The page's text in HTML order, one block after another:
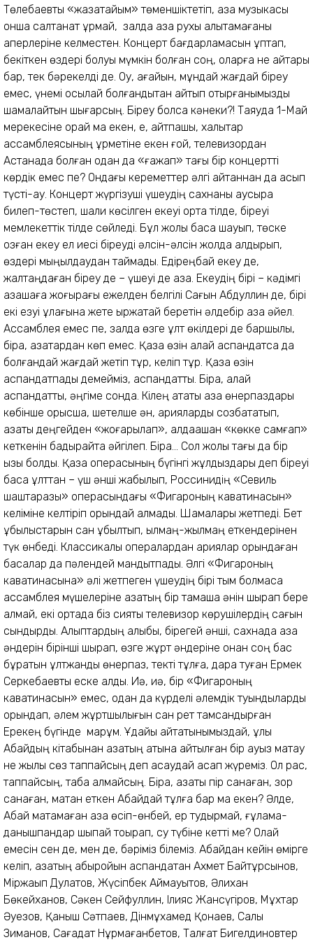
Төлебаевты «жазатайым» төменшіктетіп, қазақ музыкасы
онша салтанат құрмай, залда қазақ рухы қалықтамағаны
қаперлеріне келместен. Концерт бағдарламасын құптап,
бекіткен өздері болуы мүмкін болған соң, оларға не айтары
бар, тек бәрекелді де. Оу, ағайын, мұндай жағдай біреу
емес, үнемі осылай болғандықтан айтып отырғанымызды
шамалайтын шығарсың. Біреу болса кәнеки?! Таяуда 1-Май
мерекесіне орай ма екен, е, айтпақшы, халықтар
ассамблеясының құрметіне екен ғой, телевизордан
Астанада болған одан да «ғажап» тағы бір концертті
көрдік емес пе? Ондағы кереметтер әлгі айтқаннан да асып
түсті-ау. Концерт жүргізуші үшеудің сахнаны қаусыра
билеп-төстеп, шалқи көсілген екеуі ортақ тілде, біреуі
мемлекеттік тілде сөйледі. Бұл жолы басқа шауып, төске
озған екеу ел иесі біреуді әлсін-әлсін жолда қалдырып,
өздері мыңқылдаудан таймады. Едіреңбай екеу де,
жалтаңдаған біреу де – үшеуі де қазақ. Екеудің бірі – кәдімгі
қазақшаға жоғырағы ежелден белгілі Сағын Абдуллин де, бірі
екі езуі құлағына жете ыржақтай беретін әлдебір қазақ әйел.
Ассамблея емес пе, залда өзге ұлт өкілдері де баршылық,
бірақ, қазақтардан көп емес. Қазақ өзін қалай аспандатса да
болғандай жағдай жетіп тұр, келіп тұр. Қазақ өзін
аспандатпады демейміз, аспандатты. Бірақ, қалай
аспандатты, әңгіме сонда. Кілең атақты қазақ өнерпаздары
көбінше орысша, шетелше ән, арияларды созбақтатып,
қазақтық деңгейден «жоғарылап», алдақашан «көкке самғап»
кеткенін бадырайта әйгілеп. Бірақ... Сол жолы тағы да бір
қызық болды. Қазақ операсының бүгінгі жұлдыздары деп біреуі
басқа ұлттан – үш әнші жабылып, Россинидің «Севиль
шаштаразы» операсындағы «Фигароның каватинасын»
келіміне келтіріп орындай алмады. Шамалары жетпеді. Бет
құбылыстарын сан құбылтып, қылмаң-жылмаң еткендерінен
түк өнбеді. Классикалық опералардан ариялар орындаған
басқалар да пәлендей мандытпады. Әлгі «Фигароның
каватинасына» әлі жетпеген үшеудің бірі тым болмаса
ассамблея мүшелеріне қазақтың бір тамаша әнін шырқап бере
алмай, екі ортада біз сияқты телевизор көрушілердің сағын
сындырды. Алыптардың алыбы, бірегей әнші, сахнада қазақ
әндерін бірінші шырқап, өзге жұрт әндеріне онан соң бас
бұратын ұлтжанды өнерпаз, текті тұлға, дара туған Ермек
Серкебаевты еске алдық. Иә, иә, бір «Фигароның
каватинасын» емес, одан да күрделі әлемдік туындыларды
орындап, әлем жұртшылығын сан рет тамсандырған
Ерекең бүгінде марқұм. Ұдайы айтатынымыздай, ұлы
Абайдың кітабынан қазақтың атына айтылған бір ауыз мақтау
не жылы сөз таппайсың деп қақсаудай қақсап жүреміз. Ол рас,
таппайсың, таба алмайсың. Бірақ, қазақты пір санаған, зор
санаған, мақтан еткен Абайдай тұлға бар ма екен? Әлде,
Абай мақтамаған қазақ өсіп-өнбей, ер тудырмай, ғұлама-
данышпандар шықпай тоқырап, су түбіне кетті ме? Олай
емесін сен де, мен де, бәріміз білеміз. Абайдан кейін өмірге
келіп, қазақтың абыройын аспандатқан Ахмет Байтұрсынов,
Міржақып Дулатов, Жүсіпбек Аймауытов, Әлихан
Бөкейханов, Сәкен Сейфуллин, Ілияс Жансүгіров, Мұхтар
Әуезов, Қаныш Сәтпаев, Дінмұхамед Қонаев, Салық
Зиманов, Сағадат Нұрмағанбетов, Талғат Бигелдиновтер